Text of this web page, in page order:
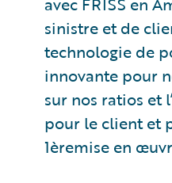
sinistre et de
technologie de
innovante pour
sur nos ratios et
pour le client et
1èremise en